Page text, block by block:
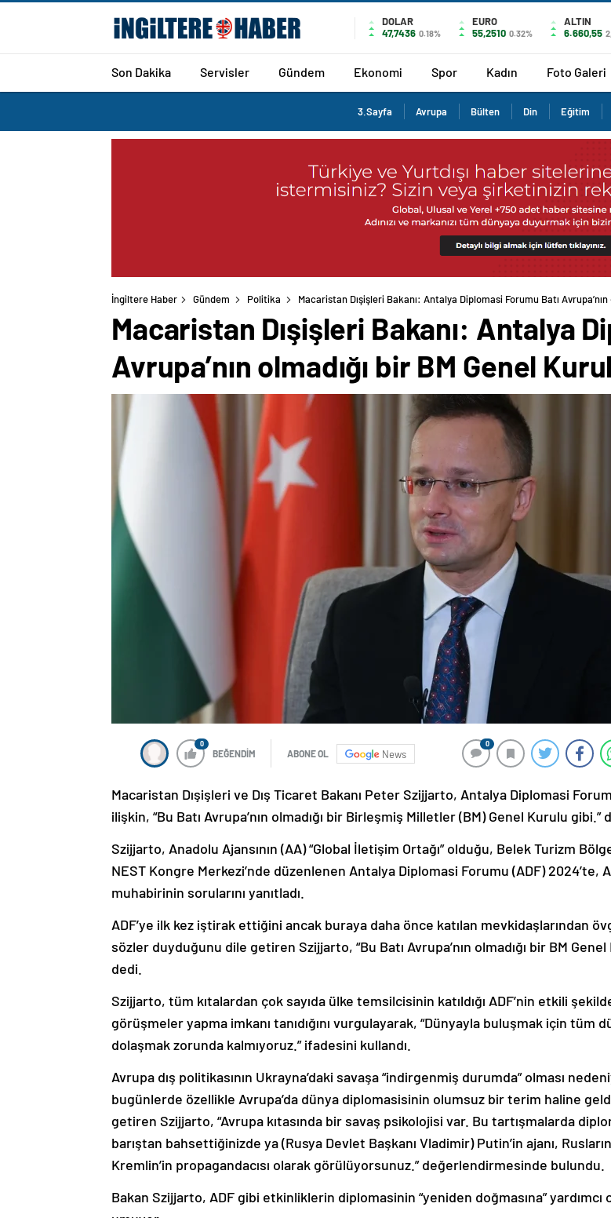
DOLAR
47,7436 0.18%
EURO
55,2510 0.32%
ALTIN
6.660,55
Son Dakika Servisler Gündem Ekonomi Spor Kadın Foto Galeri
3.Sayfa Avrupa Bülten Din Eğitim
İngiltere Haber Gündem Politika Macaristan Dışişleri Bakanı: Antalya Diplomasi Forumu Batı
Macaristan Dışişleri Bakanı: Antalya
Avrupa’nın olmadığı bir BM Genel
0
BEĞENDİM ABONE OL News
0
Macaristan Dışişleri ve Dış Ticaret Bakanı Peter Szijjarto, Antalya Diplomasi
ilişkin, “Bu Batı Avrupa’nın olmadığı bir Birleşmiş Milletler (BM) Genel Kurulu gibi.”
Szijjarto, Anadolu Ajansının (AA) “Global İletişim Ortağı” olduğu, Belek Turizm
NEST Kongre Merkezi’nde düzenlenen Antalya Diplomasi Forumu (ADF) 2024’te,
muhabirinin sorularını yanıtladı.
ADF’ye ilk kez iştirak ettiğini ancak buraya daha önce katılan mevkidaşlarından
sözler duyduğunu dile getiren Szijjarto, “Bu Batı Avrupa’nın olmadığı bir BM
dedi.
Szijjarto, tüm kıtalardan çok sayıda ülke temsilcisinin katıldığı ADF’nin etkili
görüşmeler yapma imkanı tanıdığını vurgulayarak, “Dünyayla buluşmak için tüm
dolaşmak zorunda kalmıyoruz.” ifadesini kullandı.
Avrupa dış politikasının Ukrayna’daki savaşa “indirgenmiş durumda” olması
bugünlerde özellikle Avrupa’da dünya diplomasisinin olumsuz bir terim haline
getiren Szijjarto, “Avrupa kıtasında bir savaş psikolojisi var. Bu tartışmalarda
barıştan bahsettiğinizde ya (Rusya Devlet Başkanı Vladimir) Putin’in ajanı,
Kremlin’in propagandacısı olarak görülüyorsunuz.” değerlendirmesinde bulundu.
Bakan Szijjarto, ADF gibi etkinliklerin diplomasinin “yeniden doğmasına” yardımcı